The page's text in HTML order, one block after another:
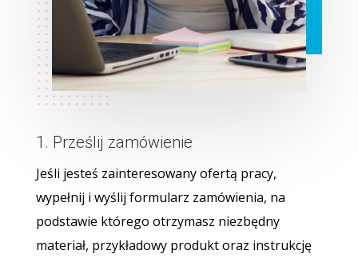
1. Prześlij zamówienie
Jeśli jesteś zainteresowany ofertą pracy,
wypełnij i wyślij formularz zamówienia, na
podstawie którego otrzymasz niezbędny
materiał, przykładowy produkt oraz instrukcję